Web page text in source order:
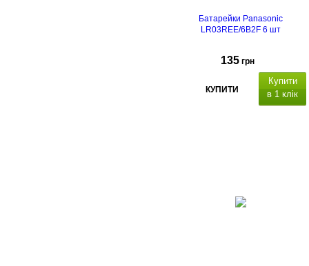
Батарейки Panasonic
LR03REE/6B2F 6 шт
135 грн
КУПИТИ
Купити
в 1 клік